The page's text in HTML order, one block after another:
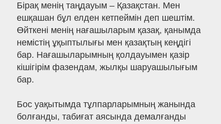
Бірақ менің таңдауым – Қазақстан. Мен
ешқашан бұл елден кетпеймін деп шештім.
Өйткені менің нағашыларым қазақ, қанымда
немістің ұқыптылығы мен қазақтың кеңдігі
бар. Нағашыларымның қолдауымен қазір
кішігірім фазендам, жылқы шаруашылығым
бар.
Бос уақытымда тұлпарларымның жанында
болғанды, табиғат аясында демалғанды